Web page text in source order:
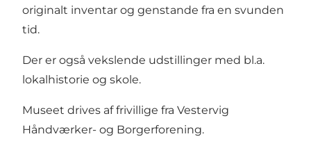
originalt inventar og genstande fra en svunden
tid.
Der er også vekslende udstillinger med bl.a.
lokalhistorie og skole.
Museet drives af frivillige fra Vestervig
Håndværker- og Borgerforening.